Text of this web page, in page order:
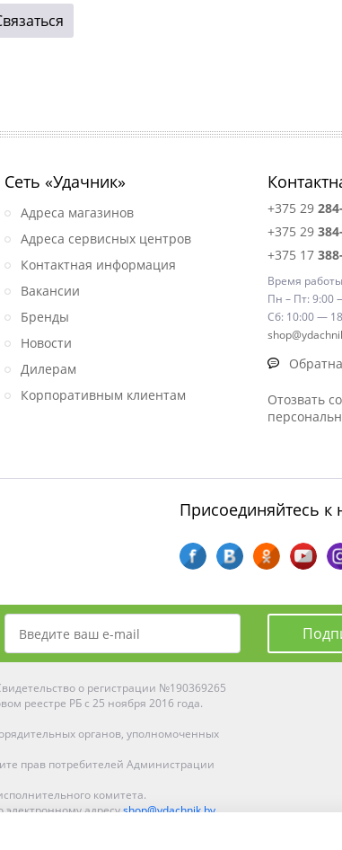
Сеть «Удачник»
Адреса магазинов
Адреса сервисных центров
Контактная информация
Вакансии
Бренды
Новости
Дилерам
Корпоративным клиентам
+375 29
+375 29
+375 17
Время
Пн – Пт: 9:00
Сб: 10:00 —
Отозвать
Присоединяйтесь к
о регистрации №190369265
реестре РБ с 25 ноября 2016 года.
органов, уполномоченных
прав потребителей Администрации
комитета.
адресуshop@ydachnik.by